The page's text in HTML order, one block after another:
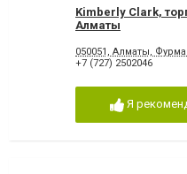
Kimberly Clark,
Алматы
050051, Алматы,
+7 (727) 2502046
Я